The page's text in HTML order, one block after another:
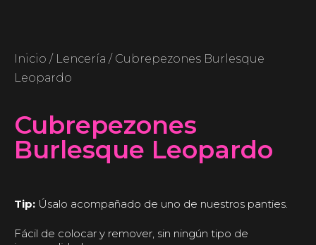
Inicio / Lencería / Cubrepezones Burlesque
Leopardo
Cubrepezones
Burlesque Leopardo
Tip: Úsalo acompañado de uno de nuestros panties.
Fácil de colocar y remover, sin ningún tipo de